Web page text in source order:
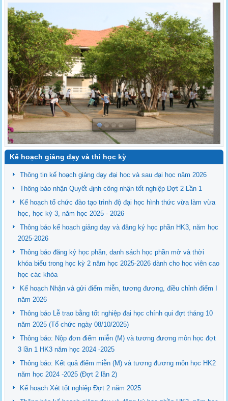
Kế hoạch giảng dạy và thi học kỳ
Thông tin kế hoạch giảng dạy đại học và sau đại học năm 2026
Thông báo nhận Quyết định công nhận tốt nghiệp Đợt 2 Lần 1
Kế hoạch tổ chức đào tạo trình độ đại học hình thức vừa làm vừa
học, học kỳ 3, năm học 2025 - 2026
Thông báo kế hoạch giảng dạy và đăng ký học phần HK3, năm học
2025-2026
Thông báo đăng ký học phần, danh sách học phần mở và thời
khóa biểu trong học kỳ 2 năm học 2025-2026 dành cho học viên cao
học các khóa
Kế hoạch Nhận và gửi điểm miễn, tương đương, điều chỉnh điểm I
năm 2026
Thông báo Lễ trao bằng tốt nghiệp đại học chính qui đợt tháng 10
năm 2025 (Tổ chức ngày 08/10/2025)
Thông báo: Nộp đơn điểm miễn (M) và tương đương môn học đợt
3 lần 1 HK3 năm học 2024 -2025
Thông báo: Kết quả điểm miễn (M) và tương đương môn học HK2
năm học 2024 -2025 (Đợt 2 lần 2)
Kế hoạch Xét tốt nghiệp Đợt 2 năm 2025